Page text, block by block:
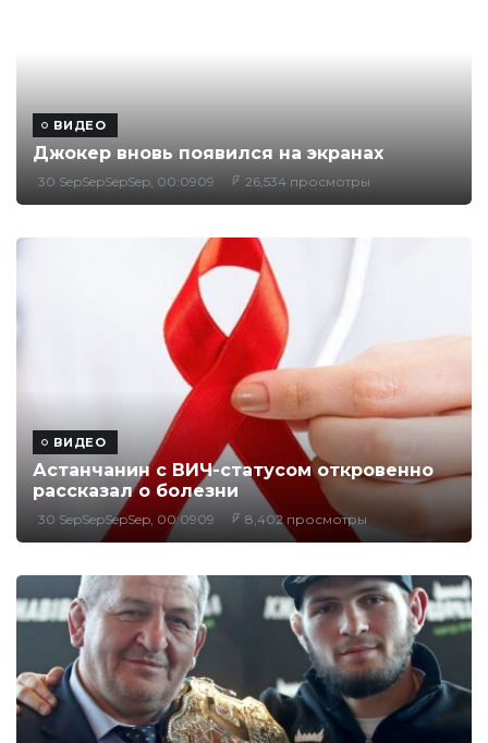
ВИДЕО
Джокер вновь появился на экранах
30 SepSepSepSep, 00:0909 26,534 просмотры
ВИДЕО
Астанчанин с ВИЧ-статусом откровенно
рассказал о болезни
30 SepSepSepSep, 00:0909 8,402 просмотры